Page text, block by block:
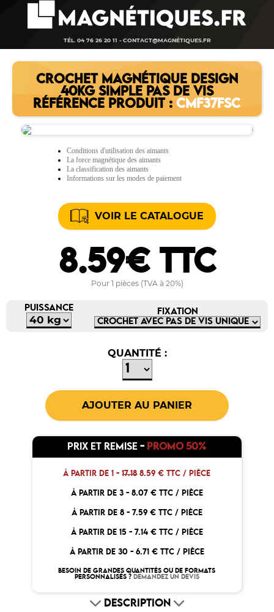
TÉL. 04 76 26 20 11 - CONTACT@MAGNÉTIQUES.FR
CROCHET MAGNÉTIQUE DESIGN
40KG SIMPLE PAS DE VIS
RÉFÉRENCE PRODUIT :CMF37FSC
Conditions d'utilisation des aimants
La force magnétique des aimants
La classification des aimants
Informations sur les modes de paiement
VOIR LE CATALOGUE
8.59€ TTC
Pour 1 pièces (TVA à 20%)
PUISSANCE FIXATION
QUANTITÉ :
PRIX ET REMISE- PROMO 50%
À PARTIR DE 1 -17.18 8.59 € TTC / PIÈCE
À PARTIR DE 3 - 8.07 € TTC / PIÈCE
À PARTIR DE 8 - 7.59 € TTC / PIÈCE
À PARTIR DE 15 - 7.14 € TTC / PIÈCE
À PARTIR DE 30 - 6.71 € TTC / PIÈCE
BESOIN DE GRANDES QUANTITÉS OU DE FORMATS
PERSONNALISÉS ? DEMANDEZ UN DEVIS
DESCRIPTION